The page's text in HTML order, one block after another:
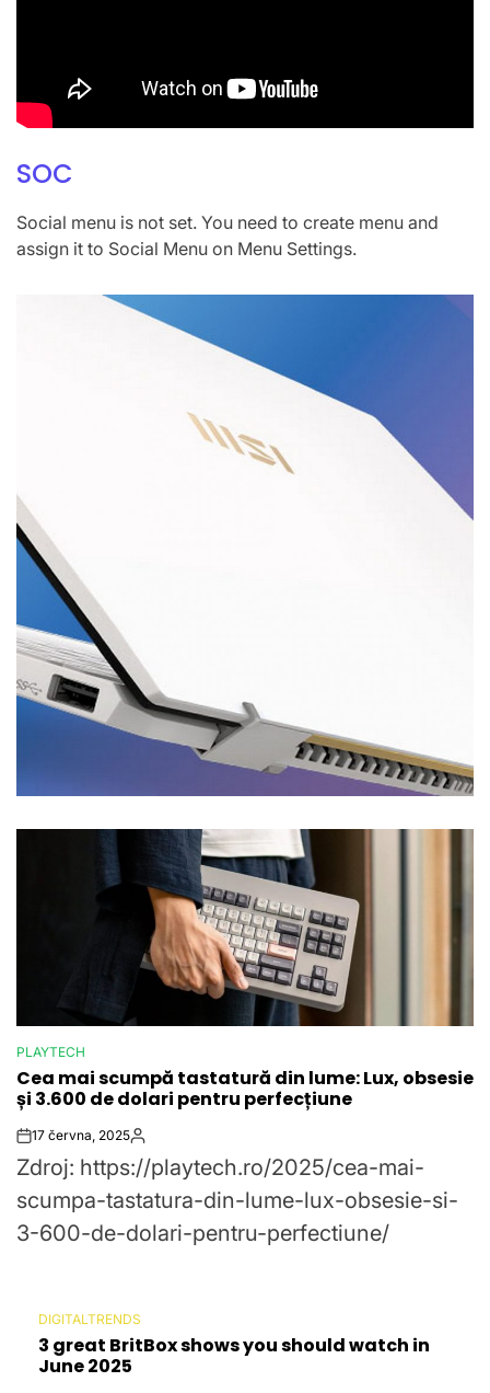
SOC
Social menu is not set. You need to create menu and
assign it to Social Menu on Menu Settings.
POSTED
IN
PLAYTECH
Cea mai scumpă tastatură din lume: Lux, obsesie
și 3.600 de dolari pentru perfecțiune
Post
Date
17 června, 2025By:
Zdroj: https://playtech.ro/2025/cea-mai-
scumpa-tastatura-din-lume-lux-obsesie-si-
3-600-de-dolari-pentru-perfectiune/
POSTED
IN
DIGITALTRENDS
3 great BritBox shows you should watch in
June 2025